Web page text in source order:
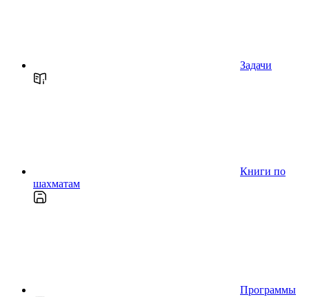
Задачи
Книги по
шахматам
Программы